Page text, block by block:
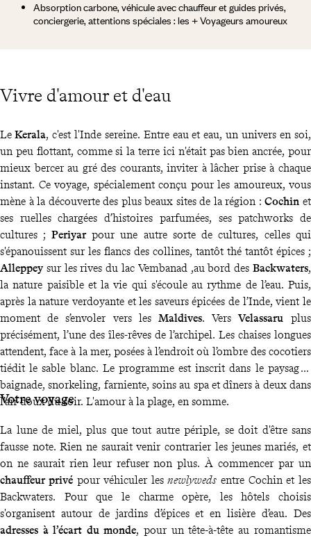
Vivre d'amour et d'eau
Absorption carbone, véhicule avec chauffeur et guides privés,
conciergerie, attentions spéciales : les + Voyageurs amoureux
Le Kerala, c'est l'Inde sereine. Entre eau et eau, un univers en soi,
un peu flottant, comme si la terre ici n'était pas bien ancrée, pour
mieux bercer au gré des courants, inviter à lâcher prise à chaque
instant. Ce voyage, spécialement conçu pour les amoureux, vous
mène à la découverte des plus beaux sites de la région : Cochin et
ses ruelles chargées d’histoires parfumées, ses patchworks de
cultures ; Periyar pour une autre sorte de cultures, celles qui
s'épanouissent sur les flancs des collines, tantôt thé tantôt épices ;
Alleppey sur les rives du lac Vembanad ,au bord des Backwaters,
la nature paisible et la vie qui s'écoule au rythme de l’eau. Puis,
après la nature verdoyante et les saveurs épicées de l’Inde, vient le
moment de s’envoler vers les Maldives. Vers Velassaru plus
précisément, l’une des îles-rêves de l’archipel. Les chaises longues
attendent, face à la mer, posées à l’endroit où l’ombre des cocotiers
tiédit le sable blanc. Le programme est inscrit dans le paysage :
baignade, snorkeling, farniente, soins au spa et dîners à deux dans
l’air doux du soir. L'amour à la plage, en somme.
Votre voyage
La lune de miel, plus que tout autre périple, se doit d'être sans
fausse note. Rien ne saurait venir contrarier les jeunes mariés, et
on ne saurait rien leur refuser non plus. À commencer par un
chauffeur privé pour véhiculer les newlyweds entre Cochin et les
Backwaters. Pour que le charme opère, les hôtels choisis
s'organisent autour de jardins d’épices et en lisière d’eau. Des
adresses à l’écart du monde, pour un tête-à-tête au romantisme